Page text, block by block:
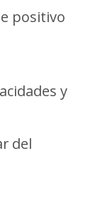
positivo
y
del